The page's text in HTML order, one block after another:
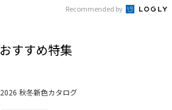
Recommended by
おすすめ特集
2026 秋冬新色カタログ